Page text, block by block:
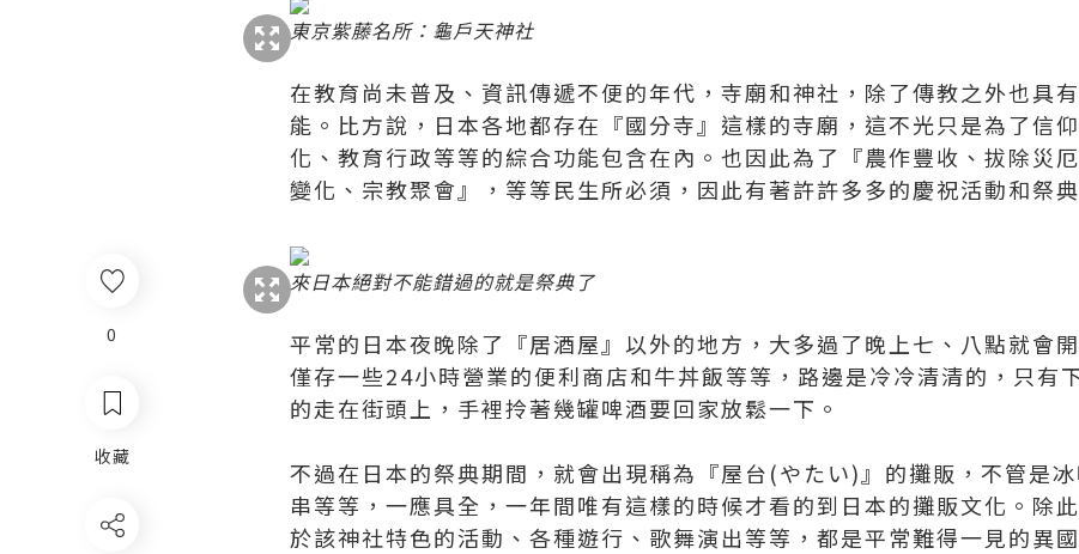
0
收藏
東京紫藤名所：龜戶天神社
在教育尚未普及、資訊傳遞不便的年代，寺廟和神社，除了傳教之外也具
能。比方說，日本各地都存在『國分寺』這樣的寺廟，這不光只是為了信
化、教育行政等等的綜合功能包含在內。也因此為了『農作豐收、拔除災
變化、宗教聚會』，等等民生所必須，因此有著許許多多的慶祝活動和祭典
來日本絕對不能錯過的就是祭典了
平常的日本夜晚除了『居酒屋』以外的地方，大多過了晚上七、八點就會
僅存一些24小時營業的便利商店和牛丼飯等等，路邊是冷冷清清的，只有
的走在街頭上，手裡拎著幾罐啤酒要回家放鬆一下。
不過在日本的祭典期間，就會出現稱為『屋台(やたい)』的攤販，不管是
串等等，一應具全，一年間唯有這樣的時候才看的到日本的攤販文化。除
於該神社特色的活動、各種遊行、歌舞演出等等，都是平常難得一見的異國